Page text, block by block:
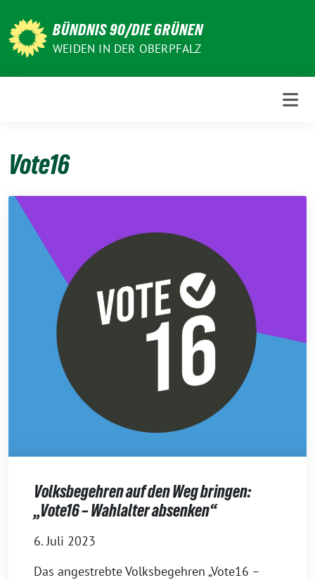
zum
Inhalt
BÜNDNIS 90/DIE GRÜNEN
WEIDEN IN DER OBERPFALZ
Vote16
Volksbegehren auf den Weg bringen:
„Vote16 – Wahlalter absenken“
6. Juli 2023
Das angestrebte Volksbegehren „Vote16 –